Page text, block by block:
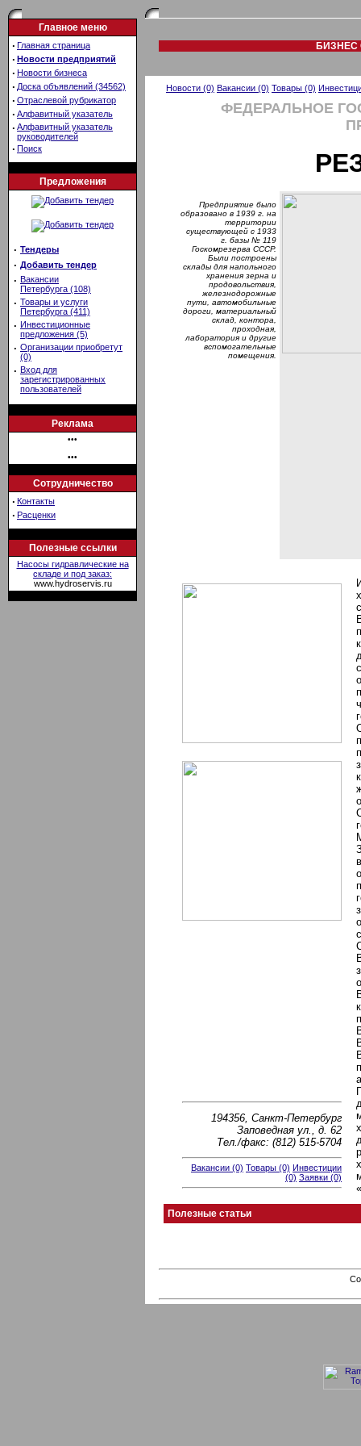
Главное меню
· Главная страница
· Новости предприятий
· Новости бизнеса
· Доска объявлений (34562)
· Отраслевой рубрикатор
· Алфавитный указатель
· Алфавитный указатель
руководителей
· Поиск
Предложения
· Тендеры
· Добавить тендер
· Вакансии
Петербурга (108)
· Товары и услуги
Петербурга (411)
· Инвестиционные
предложения (5)
· Организации приобретут
(0)
· Вход для
зарегистрированных
пользователей
Реклама
•••
•••
Сотрудничество
· Контакты
· Расценки
Полезные ссылки
Насосы гидравлические на
складе и под заказ:
www.hydroservis.ru
БИЗНЕС
Новости (0) Вакансии (0) Товары (0)
ФЕДЕРАЛЬНОЕ
Предприятие было
образовано в 1939 г. на
территории
существующей с 1933
г. базы № 119
Госкомрезерва СССР.
Были построены
склады для напольного
хранения зерна и
продовольствия,
железнодорожные
пути, автомобильные
дороги, материальный
склад, контора,
проходная,
лаборатория и другие
вспомогательные
помещения.
194356, Санкт-Петербург
Заповедная ул., д. 62
Тел./факс: (812) 515-5704
Вакансии (0) Товары (0) Инвестиции
(0) Заявки (0)
Полезные статьи